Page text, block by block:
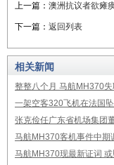
上一篇： 澳洲抗议者欲瘫
下一篇： 返回列表
相关新闻
整整八个月 马航MH370
一架空客320飞机在法国
张克俭任广东省机场集团
马航MH370客机事件中期
马航MH370现最新证词